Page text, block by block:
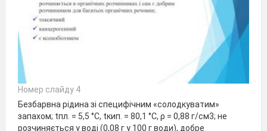
Номер слайду 4
Безбарвна рідина зі специфічним «солодкуватим»
запахом; tпл. = 5,5 °C, tкип. = 80,1 °C, ρ = 0,88 г/см3; не
розчиняється у воді (0,08 г у 100 г води), добре